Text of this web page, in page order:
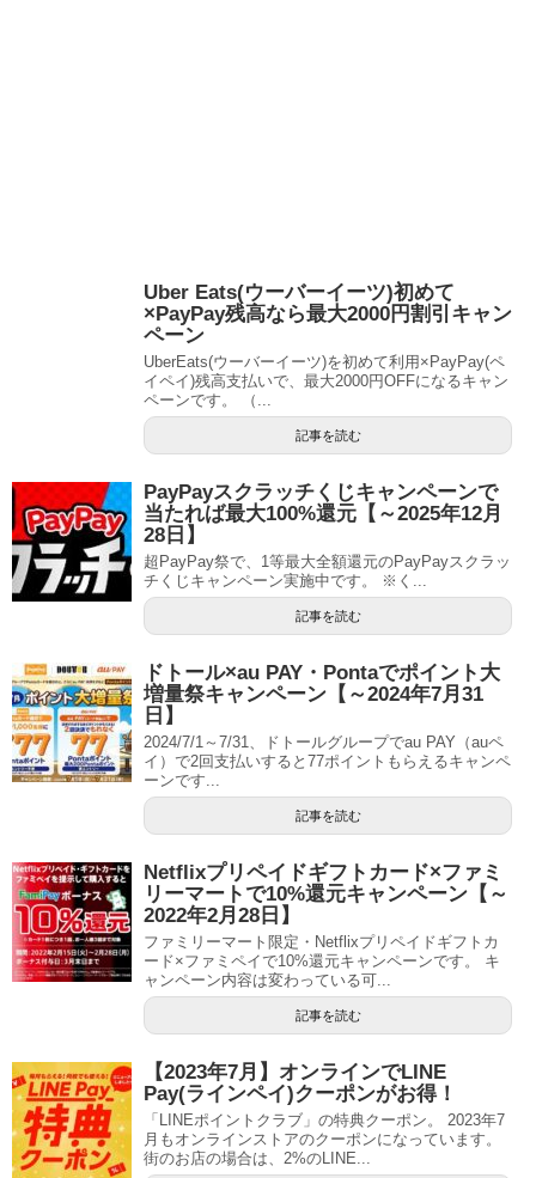
Uber Eats(ウーバーイーツ)初めて
×PayPay残高なら最大2000円割引キャン
ペーン
UberEats(ウーバーイーツ)を初めて利用×PayPay(ペ
イペイ)残高支払いで、最大2000円OFFになるキャン
ペーンです。 （...
記事を読む
PayPayスクラッチくじキャンペーンで
当たれば最大100%還元【～2025年12月
28日】
超PayPay祭で、1等最大全額還元のPayPayスクラッ
チくじキャンペーン実施中です。 ※く...
記事を読む
ドトール×au PAY・Pontaでポイント大
増量祭キャンペーン【～2024年7月31
日】
2024/7/1～7/31、ドトールグループでau PAY（auペ
イ）で2回支払いすると77ポイントもらえるキャンペ
ーンです...
記事を読む
Netflixプリペイドギフトカード×ファミ
リーマートで10%還元キャンペーン【～
2022年2月28日】
ファミリーマート限定・Netflixプリペイドギフトカ
ード×ファミペイで10%還元キャンペーンです。 キ
ャンペーン内容は変わっている可...
記事を読む
【2023年7月】オンラインでLINE
Pay(ラインペイ)クーポンがお得！
「LINEポイントクラブ」の特典クーポン。 2023年7
月もオンラインストアのクーポンになっています。
街のお店の場合は、2%のLINE...